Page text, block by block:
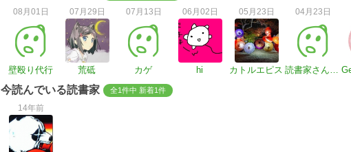
08月01日
壁殴り代行
07月29日
荒砥
07月13日
カゲ
06月02日
hi
05月23日
カトルエピス
04月23日
読書家さん#i04d7V
今読んでいる読書家 全1件中 新着1件
14年前